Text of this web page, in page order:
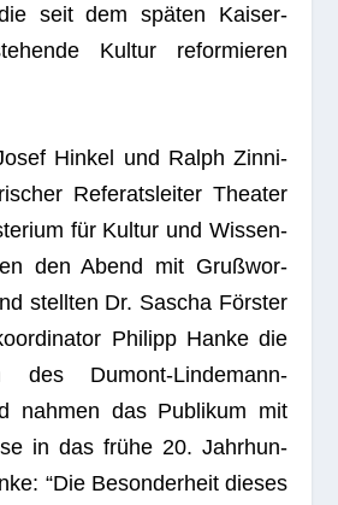
seit dem spä­ten Kai­ser­
Kul­tur refor­mie­ren
Hin­kel und Ralph Zin­ni­
Refe­rats­lei­ter Thea­ter
für Kul­tur und Wis­sen­
den Abend mit Gruß­wor­
stell­ten Dr. Sascha Förs­ter
Phil­ipp Hanke die
des Dumont-Lin­de­mann-
nah­men das Publi­kum mit
in das frühe 20. Jahr­hun­
“Die Beson­der­heit die­ses